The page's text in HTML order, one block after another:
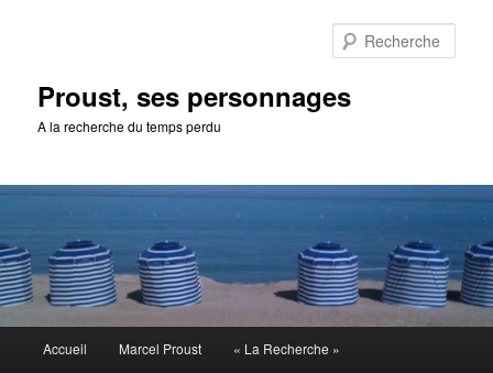
Proust, ses personnages
A la recherche du temps perdu
principal
Accueil Marcel Proust « La Recherche »